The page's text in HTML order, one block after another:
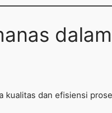
dan efisiensi